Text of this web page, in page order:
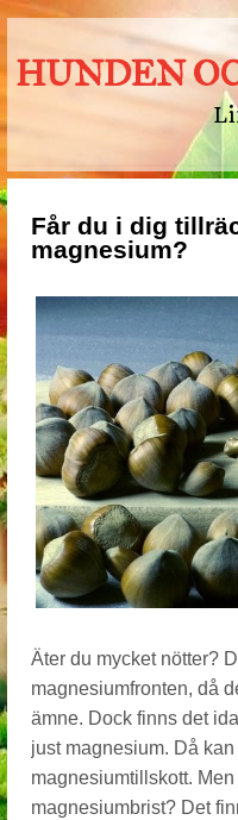
HUNDEN
Får du i dig
magnesium?
Äter du mycket nötter?
magnesiumfronten, då
ämne. Dock finns det
just magnesium. Då
magnesiumtillskott.
magnesiumbrist? Det